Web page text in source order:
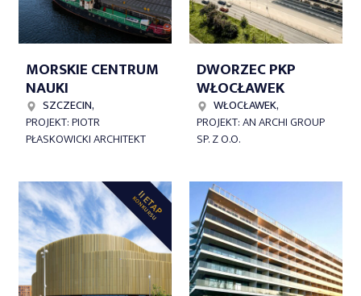
MORSKIE CENTRUM
NAUKI
SZCZECIN,
PROJEKT: PIOTR
PŁASKOWICKI ARCHITEKT
DWORZEC PKP
WŁOCŁAWEK
WŁOCŁAWEK,
PROJEKT: AN ARCHI GROUP
SP. Z O.O.
II ETAP
KONKURSU